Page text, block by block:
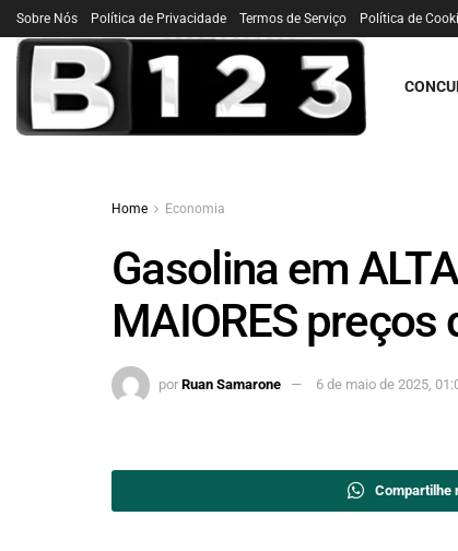
Sobre Nós Política de Privacidade Termos de Serviço Política de
Home Economia
Gasolina em
MAIORES preços
por Ruan Samarone 6 de maio de 2025,
Compartilhe